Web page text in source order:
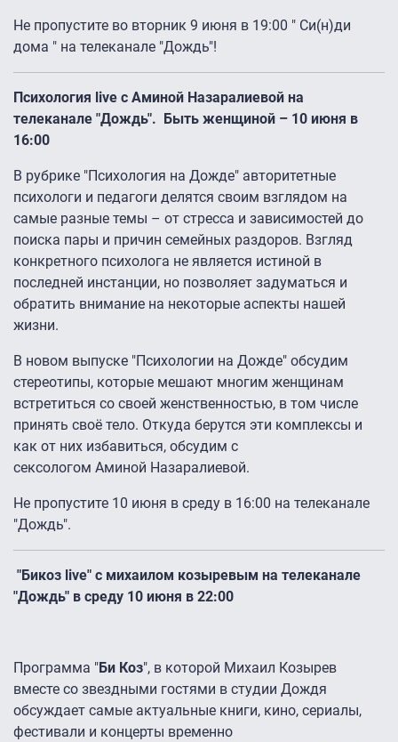
Не пропустите во вторник 9 июня в 19:00 " Си(н)ди
дома " на телеканале "Дождь"!
Психология live с Аминой Назаралиевой на
телеканале "Дождь". Быть женщиной – 10 июня в
16:00
В рубрике "Психология на Дожде" авторитетные
психологи и педагоги делятся своим взглядом на
самые разные темы – от стресса и зависимостей до
поиска пары и причин семейных раздоров. Взгляд
конкретного психолога не является истиной в
последней инстанции, но позволяет задуматься и
обратить внимание на некоторые аспекты нашей
жизни.
В новом выпуске "Психологии на Дожде" обсудим
стереотипы, которые мешают многим женщинам
встретиться со своей женственностью, в том числе
принять своё тело. Откуда берутся эти комплексы и
как от них избавиться, обсудим с
сексологом Аминой Назаралиевой.
Не пропустите 10 июня в среду в 16:00 на телеканале
"Дождь".
"Бикоз live" с михаилом козыревым на телеканале
"Дождь" в среду 10 июня в 22:00
Программа "Би Коз", в которой Михаил Козырев
вместе со звездными гостями в студии Дождя
обсуждает самые актуальные книги, кино, сериалы,
фестивали и концерты временно